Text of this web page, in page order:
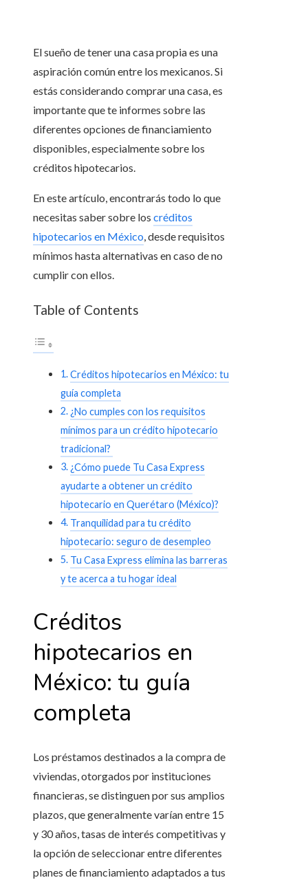
El sueño de tener una casa propia es una
aspiración común entre los mexicanos. Si
estás considerando comprar una casa, es
importante que te informes sobre las
diferentes opciones de financiamiento
disponibles, especialmente sobre los
créditos hipotecarios.
En este artículo, encontrarás todo lo que
necesitas saber sobre los créditos
hipotecarios en México, desde requisitos
mínimos hasta alternativas en caso de no
cumplir con ellos.
Table of Contents
Créditos hipotecarios en México: tu
guía completa
¿No cumples con los requisitos
mínimos para un crédito hipotecario
tradicional?
¿Cómo puede Tu Casa Express
ayudarte a obtener un crédito
hipotecario en Querétaro (México)?
Tranquilidad para tu crédito
hipotecario: seguro de desempleo
Tu Casa Express elimina las barreras
y te acerca a tu hogar ideal
Créditos
hipotecarios en
México: tu guía
completa
Los préstamos destinados a la compra de
viviendas, otorgados por instituciones
financieras, se distinguen por sus amplios
plazos, que generalmente varían entre 15
y 30 años, tasas de interés competitivas y
la opción de seleccionar entre diferentes
planes de financiamiento adaptados a tus